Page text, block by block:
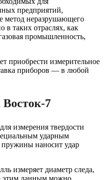
предприятий,
метод неразрушающего
в таких отраслях, как
промышленность,
измерительное
приборов — в любой
7
измерения твердости
ударным
пружины наносит удар
измеряет диаметр следа,
этим данным можно